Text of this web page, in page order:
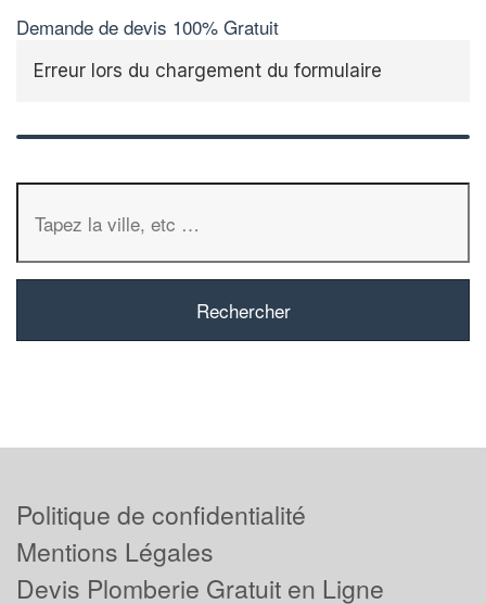
Demande de devis 100% Gratuit
Erreur lors du chargement du formulaire
Politique de confidentialité
Mentions Légales
Devis Plomberie Gratuit en Ligne